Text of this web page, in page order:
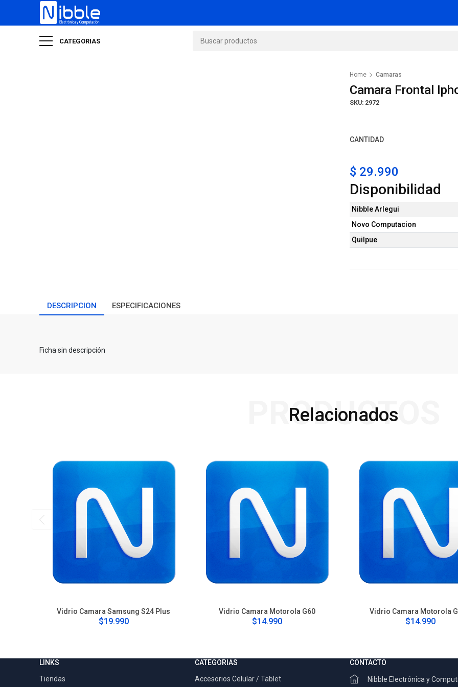
CATEGORIAS
Home Camaras
Camara Frontal
SKU: 2972
CANTIDAD
$ 29.990
Disponibilidad
Nibble Arlegui
Novo Computacion
Quilpue
DESCRIPCION ESPECIFICACIONES
Ficha sin descripción
Relacionados
PRODUCTOS
Vidrio Camara Samsung S24 Plus
$19.990
Vidrio Camara Motorola G60
$14.990
Vidrio Camara Motorola
$14.990
LINKS
Tiendas
CATEGORIAS
Accesorios Celular / Tablet
CONTACTO
Nibble Electrónica y